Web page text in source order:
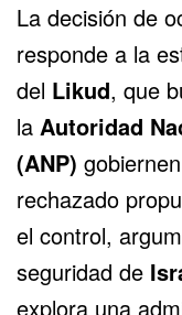
La decisión de
responde a la
del Likud, que
la Autoridad
(ANP)
rechazado
el control,
seguridad de
explora una